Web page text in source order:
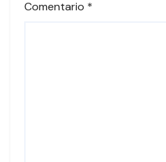
Comentario *